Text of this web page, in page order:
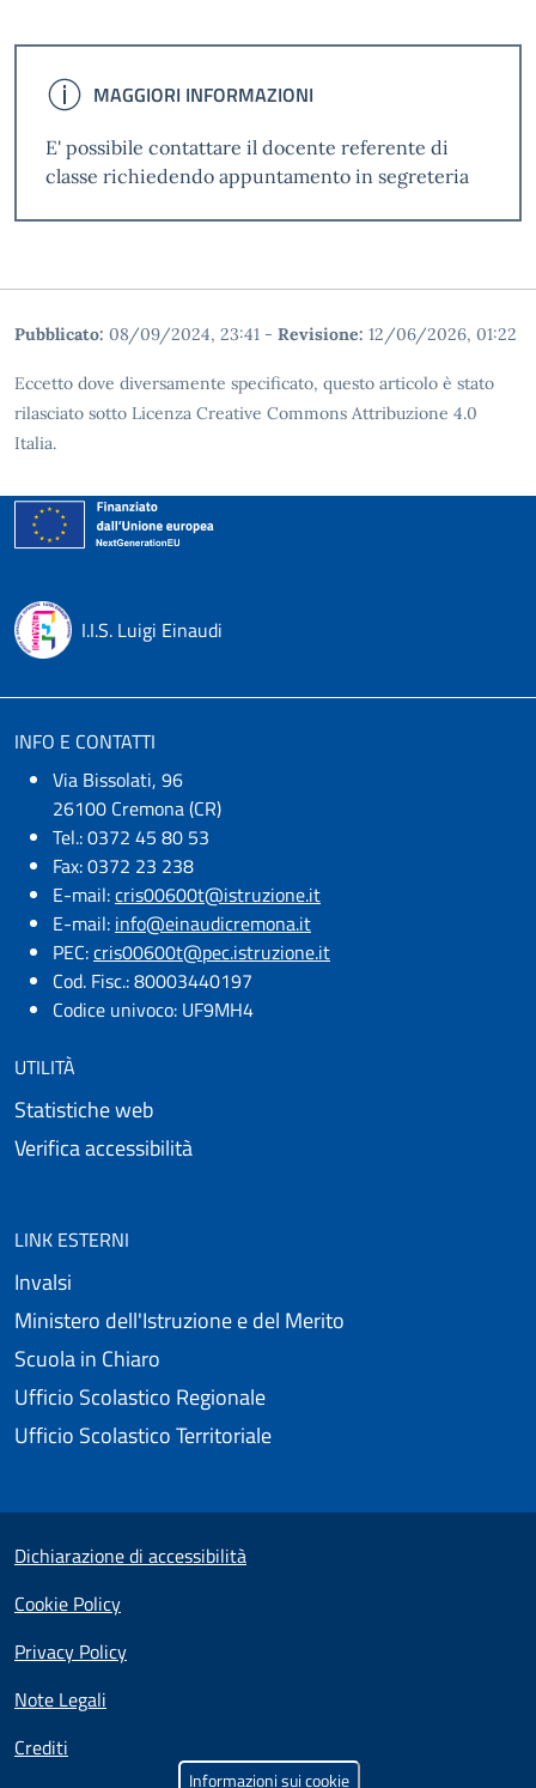
Informazioni sui cookie
INFO MAGGIORI INFORMAZIONI
E' possibile contattare il docente referente di
classe richiedendo appuntamento in segreteria
Pubblicato: 08/09/2024, 23:41 - Revisione: 12/06/2026, 01:22
Eccetto dove diversamente specificato, questo articolo è stato
rilasciato sotto Licenza Creative Commons Attribuzione 4.0
Italia.
I.I.S. Luigi Einaudi
INFO E CONTATTI
Via Bissolati, 96
26100 Cremona (CR)
Tel.: 0372 45 80 53
Fax: 0372 23 238
E-mail:cris00600t@istruzione.it
E-mail:​ info@einaudicremona.it
PEC:cris00600t@pec.istruzione.it
Cod. Fisc.: 80003440197
Codice univoco: UF9MH4
UTILITÀ
Statistiche web
Verifica accessibilità
LINK ESTERNI
Invalsi
Ministero dell'Istruzione e del Merito
Scuola in Chiaro
Ufficio Scolastico Regionale
Ufficio Scolastico Territoriale
Small prints
Dichiarazione di accessibilità
Cookie Policy
Privacy Policy
Note Legali
Crediti